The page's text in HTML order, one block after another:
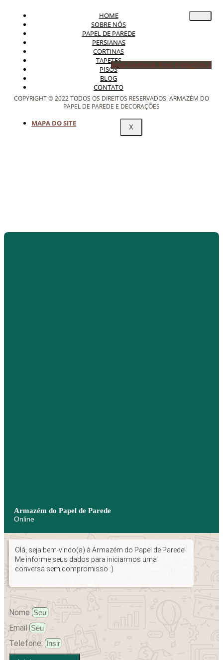
HOME
SOBRE NÓS
PAPEL DE PAREDE
PERSIANAS
CORTINAS
TAPETES
PISOS
BLOG
CONTATO
X
Icon-facebook Icon-instagram-1
COPYRIGHT © 2022 TODOS OS DIREITOS RESERVADOS: ARMAZÉM DO
PAPEL DE PAREDE E DECORAÇÕES
MAPA DO SITE
Armazém do Papel de Parede
Online
Olá, seja bem-vindo(a) à Armazém do Papel de Parede!
Me informe seus dados para iniciarmos uma
conversa sem compromisso :)
Nome
Email
Telefone: